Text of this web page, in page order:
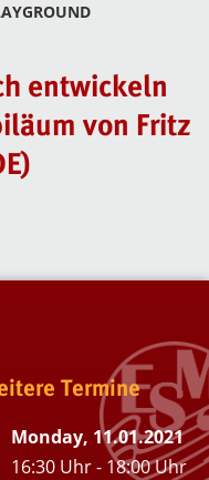
entwickeln
von Fritz
Termine
Monday, 11.01.2021
16:30 Uhr - 18:00 Uhr